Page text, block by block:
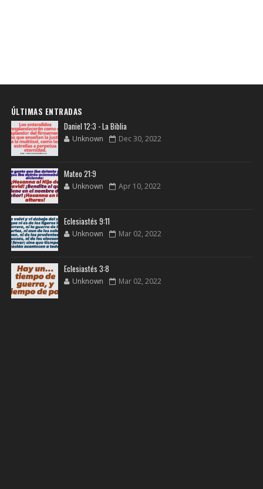
ÚLTIMAS ENTRADAS
Daniel 12:3 - La Biblia
Unknown Dec 30, 2022
Mateo 21:9
Unknown Apr 10, 2022
Eclesiastés 9:11
Unknown Mar 02, 2022
Eclesiastés 3:8
Unknown Mar 02, 2022